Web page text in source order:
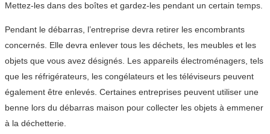
Mettez-les dans des boîtes et gardez-les pendant un certain temps.
Pendant le débarras, l’entreprise devra retirer les encombrants
concernés. Elle devra enlever tous les déchets, les meubles et les
objets que vous avez désignés. Les appareils électroménagers, tels
que les réfrigérateurs, les congélateurs et les téléviseurs peuvent
également être enlevés. Certaines entreprises peuvent utiliser une
benne lors du débarras maison pour collecter les objets à emmener
à la déchetterie.